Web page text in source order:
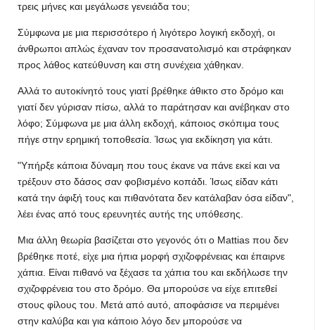
τρεις μήνες και μεγάλωσε γενειάδα του;
Σύμφωνα με μια περισσότερο ή λιγότερο λογική εκδοχή, οι
άνθρωποι απλώς έχαναν τον προσανατολισμό και στράφηκαν
προς λάθος κατεύθυνση και στη συνέχεια χάθηκαν.
Αλλά το αυτοκίνητό τους γιατί βρέθηκε άθικτο στο δρόμο και
γιατί δεν γύρισαν πίσω, αλλά το παράτησαν και ανέβηκαν στο
λόφο; Σύμφωνα με μια άλλη εκδοχή, κάποιος σκόπιμα τους
πήγε στην ερημική τοποθεσία. Ίσως για εκδίκηση για κάτι.
"Υπήρξε κάποια δύναμη που τους έκανε να πάνε εκεί και να
τρέξουν στο δάσος σαν φοβισμένο κοπάδι. Ίσως είδαν κάτι
κατά την άφιξή τους και πιθανότατα δεν κατάλαβαν όσα είδαν",
λέει ένας από τους ερευνητές αυτής της υπόθεσης.
Μια άλλη θεωρία βασίζεται στο γεγονός ότι ο Mattias που δεν
βρέθηκε ποτέ, είχε μια ήπια μορφή σχιζοφρένειας και έπαιρνε
χάπια. Είναι πιθανό να ξέχασε τα χάπια του και εκδήλωσε την
σχιζοφρένεια του στο δρόμο. Θα μπορούσε να είχε επιτεθεί
στους φίλους του. Μετά από αυτό, αποφάσισε να περιμένει
στην καλύβα και για κάποιο λόγο δεν μπορούσε να